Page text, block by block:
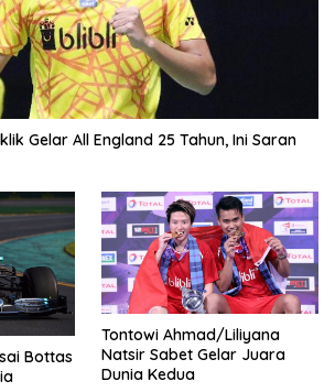
Gelar All England 25 Tahun, Ini Saran
Bottas
Tontowi Ahmad/Liliyana
Natsir Sabet Gelar Juara
Dunia Kedua